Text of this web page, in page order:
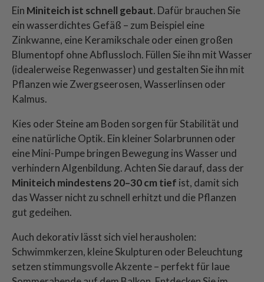
Ein Miniteich ist schnell gebaut. Dafür brauchen Sie
ein wasserdichtes Gefäß – zum Beispiel eine
Zinkwanne, eine Keramikschale oder einen großen
Blumentopf ohne Abflussloch. Füllen Sie ihn mit Wasser
(idealerweise Regenwasser) und gestalten Sie ihn mit
Pflanzen wie Zwergseerosen, Wasserlinsen oder
Kalmus.
Kies oder Steine am Boden sorgen für Stabilität und
eine natürliche Optik. Ein kleiner Solarbrunnen oder
eine Mini-Pumpe bringen Bewegung ins Wasser und
verhindern Algenbildung. Achten Sie darauf, dass der
Miniteich mindestens 20–30 cm tief ist, damit sich
das Wasser nicht zu schnell erhitzt und die Pflanzen
gut gedeihen.
Auch dekorativ lässt sich viel herausholen:
Schwimmkerzen, kleine Skulpturen oder Beleuchtung
setzen stimmungsvolle Akzente – perfekt für laue